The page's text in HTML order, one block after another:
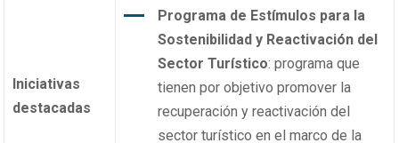
Iniciativas
destacadas
Programa de Estímulos para la
Sostenibilidad y Reactivación del
Sector Turístico: programa que
tienen por objetivo promover la
recuperación y reactivación del
sector turístico en el marco de la